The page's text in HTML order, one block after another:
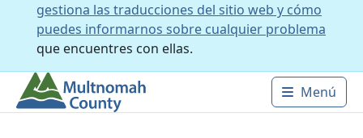
gestiona las traducciones del sitio web y cómo
puedes informarnos sobre cualquier problema
que encuentres con ellas.
Main
Menú